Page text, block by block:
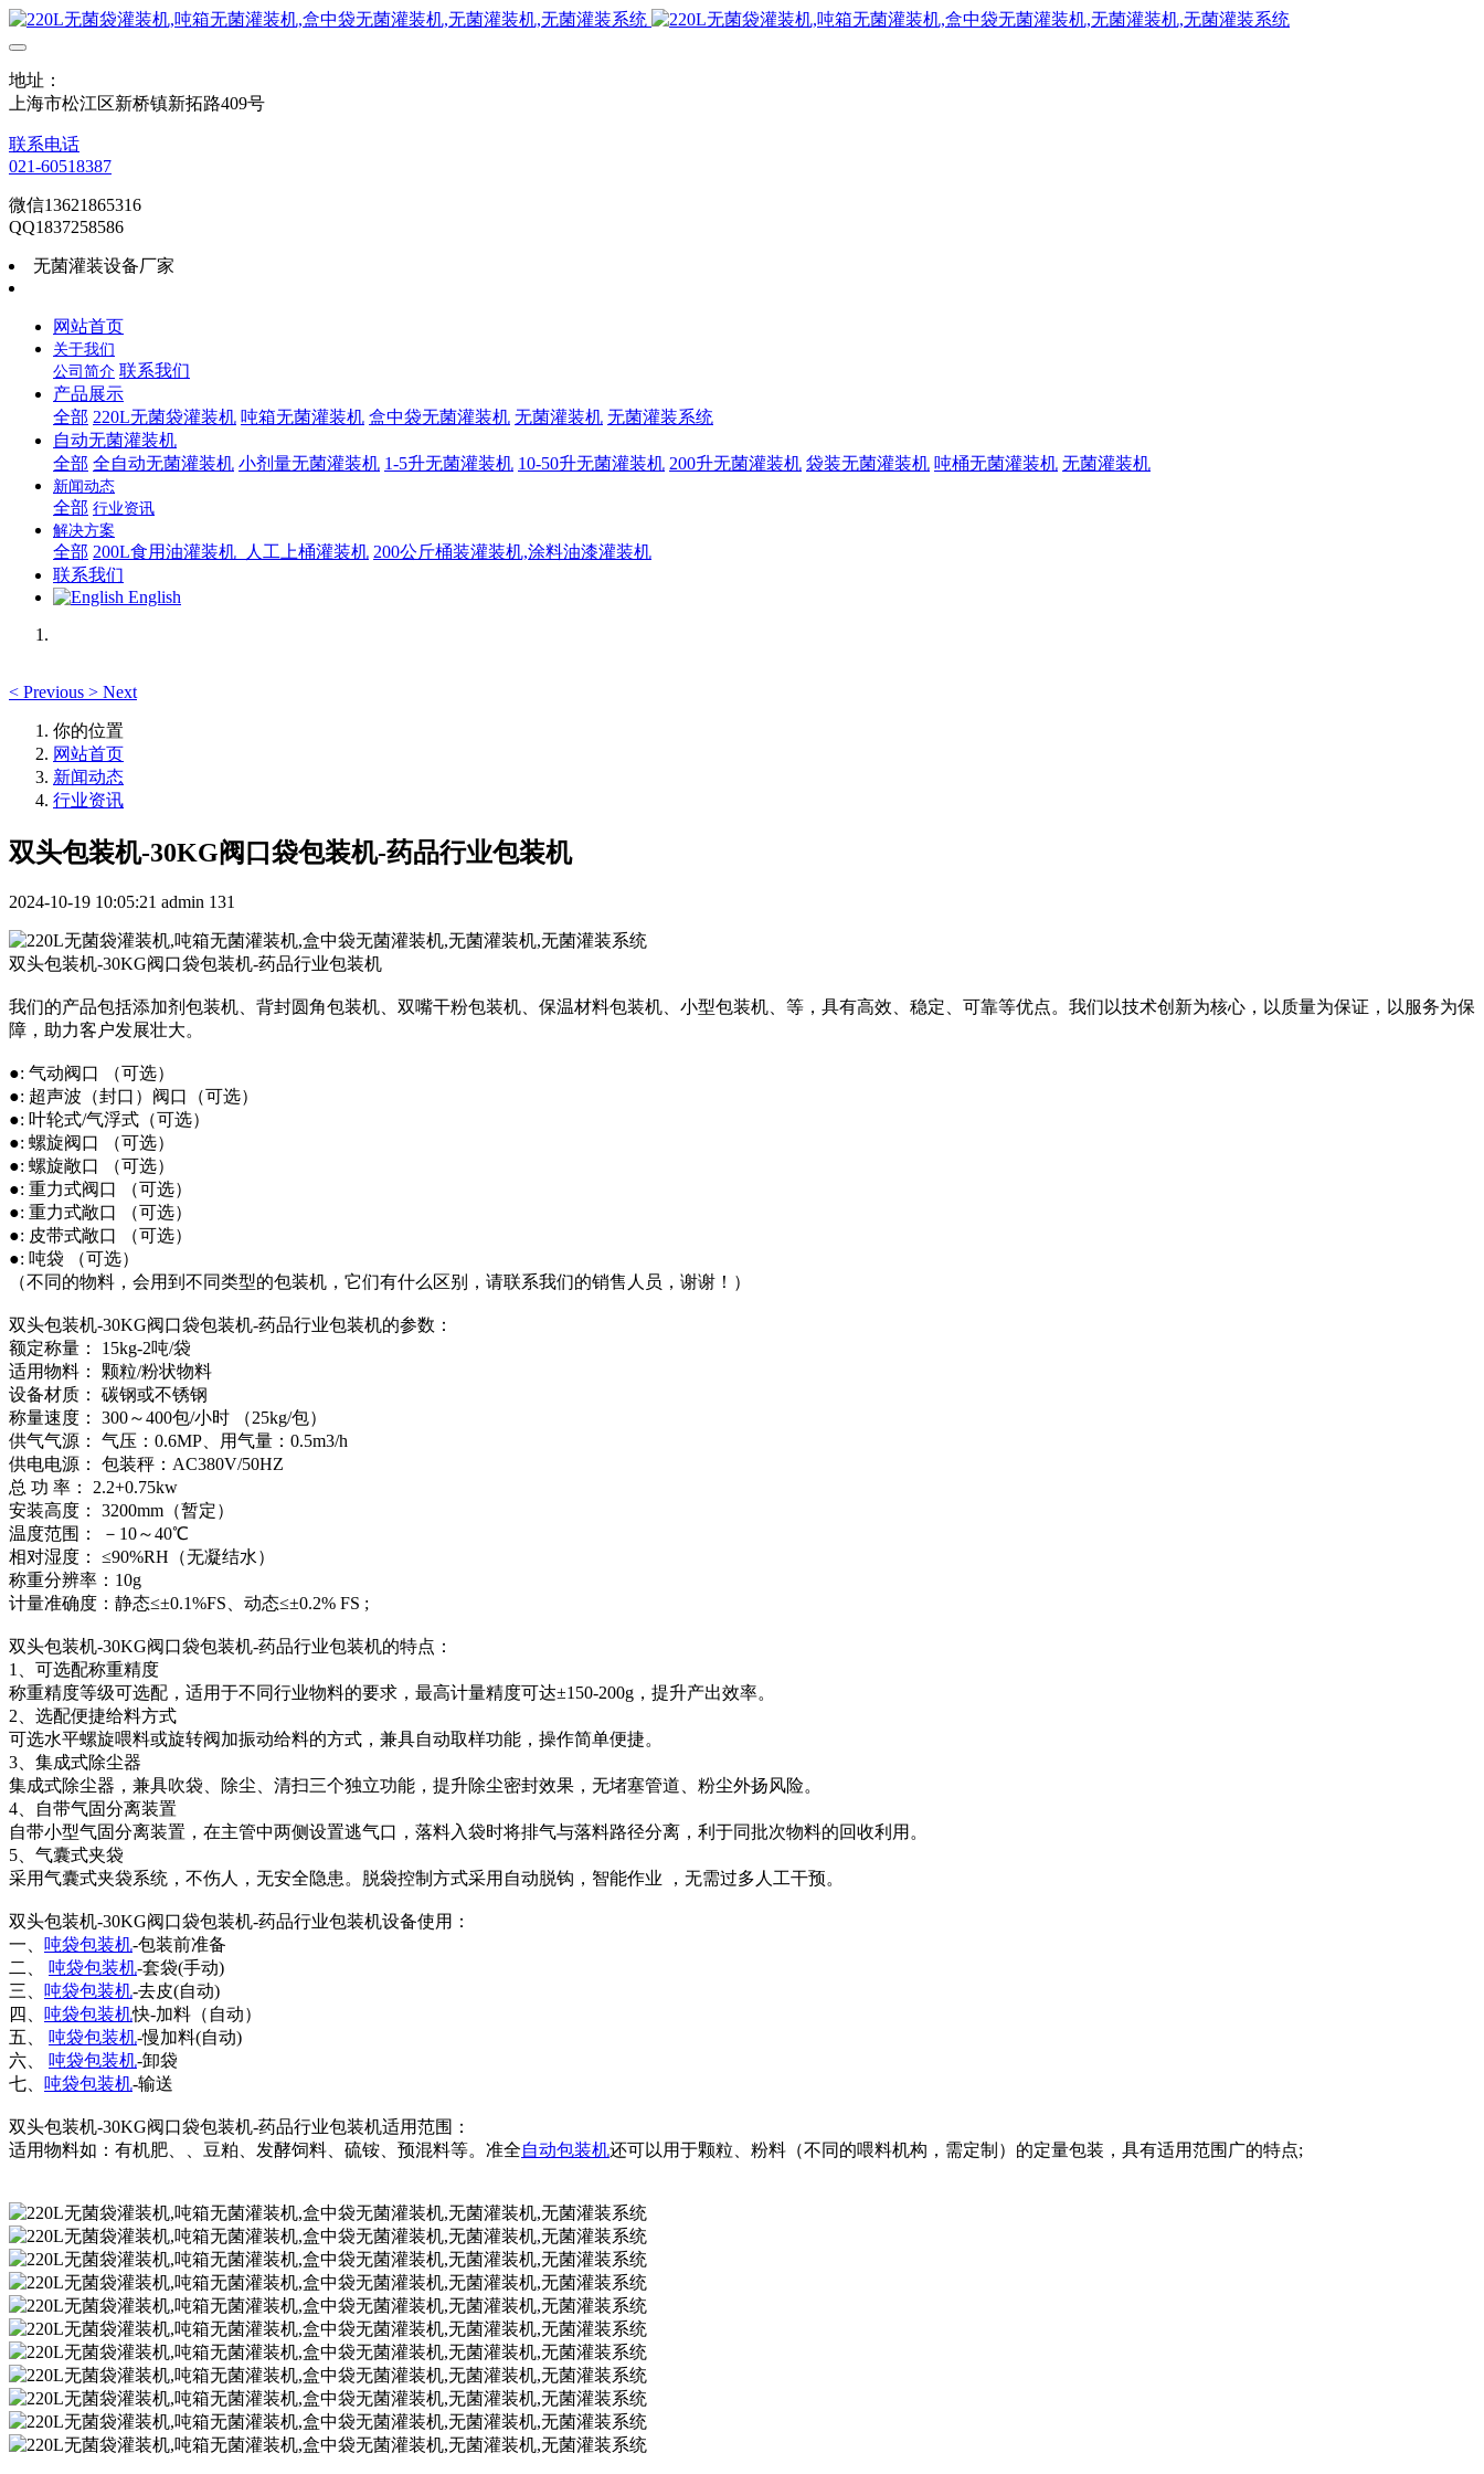
地址：
上海市松江区新桥镇新拓路409号
联系电话
021-60518387
微信13621865316
QQ1837258586
无菌灌装设备厂家
网站首页
关于我们
公司简介 联系我们
产品展示
全部 220L无菌袋灌装机 吨箱无菌灌装机 盒中袋无菌灌装机 无菌灌装机 无菌灌装系统
自动无菌灌装机
全部 全自动无菌灌装机 小剂量无菌灌装机 1-5升无菌灌装机 10-50升无菌灌装机 200升无菌灌装机 袋装无菌灌装机 吨桶无菌灌装机 无菌灌装机
新闻动态
全部 行业资讯
解决方案
全部 200L食用油灌装机_人工上桶灌装机 200公斤桶装灌装机,涂料油漆灌装机
联系我们
English
< Previous > Next
你的位置
网站首页
新闻动态
行业资讯
双头包装机-30KG阀口袋包装机-药品行业包装机
2024-10-19 10:05:21 admin 131
双头包装机-30KG阀口袋包装机-药品行业包装机
我们的产品包括添加剂包装机、背封圆角包装机、双嘴干粉包装机、保温材料包装机、小型包装机、等，具有高效、稳定、可靠等优点。我们以技术创新为核心，以质量为保证，以服务为保
障，助力客户发展壮大。
●: 气动阀口 （可选）
●: 超声波（封口）阀口（可选）
●: 叶轮式/气浮式（可选）
●: 螺旋阀口 （可选）
●: 螺旋敞口 （可选）
●: 重力式阀口 （可选）
●: 重力式敞口 （可选）
●: 皮带式敞口 （可选）
●: 吨袋 （可选）
（不同的物料，会用到不同类型的包装机，它们有什么区别，请联系我们的销售人员，谢谢！）
双头包装机-30KG阀口袋包装机-药品行业包装机的参数：
额定称量： 15kg-2吨/袋
适用物料： 颗粒/粉状物料
设备材质： 碳钢或不锈钢
称量速度： 300～400包/小时 （25kg/包）
供气气源： 气压：0.6MP、用气量：0.5m3/h
供电电源： 包装秤：AC380V/50HZ
总 功 率： 2.2+0.75kw
安装高度： 3200mm（暂定）
温度范围： －10～40℃
相对湿度： ≤90%RH（无凝结水）
称重分辨率：10g
计量准确度：静态≤±0.1%FS、动态≤±0.2% FS ;
双头包装机-30KG阀口袋包装机-药品行业包装机的特点：
1、可选配称重精度
称重精度等级可选配，适用于不同行业物料的要求，最高计量精度可达±150-200g，提升产出效率。
2、选配便捷给料方式
可选水平螺旋喂料或旋转阀加振动给料的方式，兼具自动取样功能，操作简单便捷。
3、集成式除尘器
集成式除尘器，兼具吹袋、除尘、清扫三个独立功能，提升除尘密封效果，无堵塞管道、粉尘外扬风险。
4、自带气固分离装置
自带小型气固分离装置，在主管中两侧设置逃气口，落料入袋时将排气与落料路径分离，利于同批次物料的回收利用。
5、气囊式夹袋
采用气囊式夹袋系统，不伤人，无安全隐患。脱袋控制方式采用自动脱钩，智能作业 ，无需过多人工干预。
双头包装机-30KG阀口袋包装机-药品行业包装机设备使用：
一、 吨袋包装机-包装前准备
二、 吨袋包装机-套袋(手动)
三、 吨袋包装机-去皮(自动)
四、 吨袋包装机快-加料（自动）
五、 吨袋包装机-慢加料(自动)
六、 吨袋包装机-卸袋
七、 吨袋包装机-输送
双头包装机-30KG阀口袋包装机-药品行业包装机适用范围：
适用物料如：有机肥、、豆粕、发酵饲料、硫铵、预混料等。准全自动包装机还可以用于颗粒、粉料（不同的喂料机构，需定制）的定量包装，具有适用范围广的特点;